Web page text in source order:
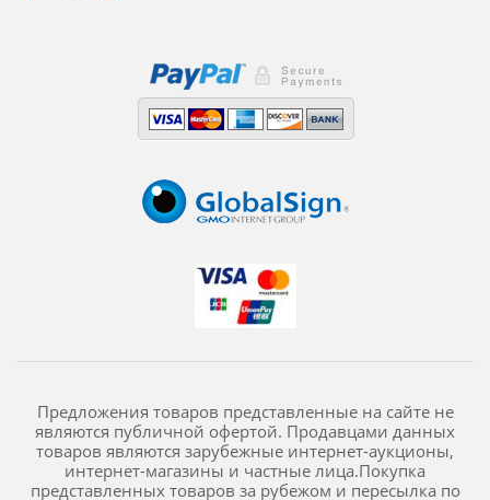
Предложения товаров представленные на сайте не
являются публичной офертой. Продавцами данных
товаров являются зарубежные интернет-аукционы,
интернет-магазины и частные лица.Покупка
представленных товаров за рубежом и пересылка по